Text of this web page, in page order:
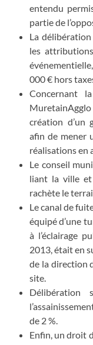
entendu
partie de
La
les
000 € hors
Concernant
MuretainAgglo
création d’un
afin de mener
réalisations en
Le conseil
liant la ville et
rachète le
Le canal de
équipé d’une
à l’éclairage
2013, était en
de la direction
site.
de 2 %.
Enfin, un droit